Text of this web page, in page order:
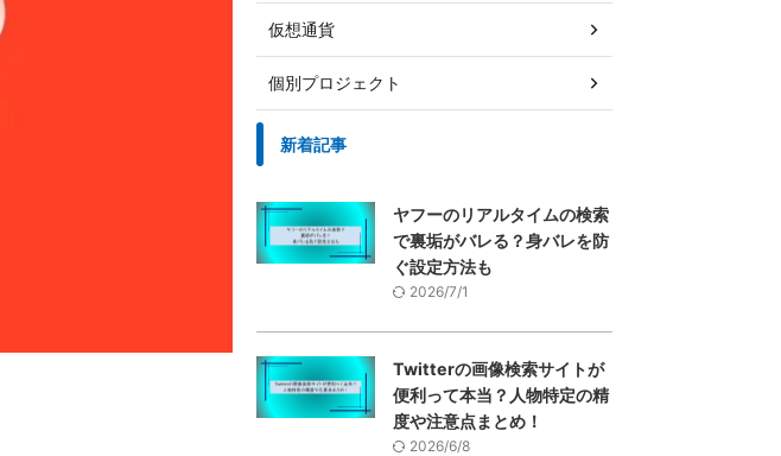
仮想通貨
個別プロジェクト
新着記事
ヤフーのリアルタイムの検索
で裏垢がバレる？身バレを防
ぐ設定方法も
2026/7/1
Twitterの画像検索サイトが
便利って本当？人物特定の精
度や注意点まとめ！
2026/6/8